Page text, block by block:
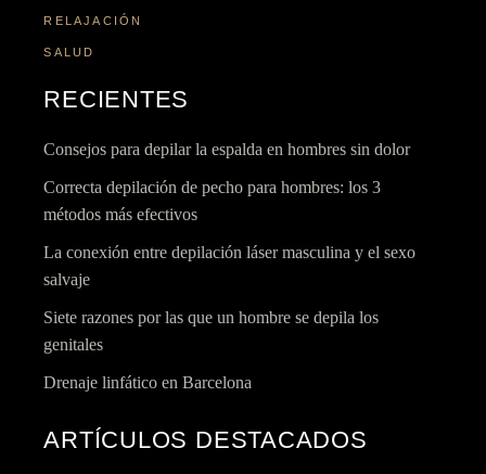
RELAJACIÓN
SALUD
RECIENTES
Consejos para depilar la espalda en hombres sin dolor
Correcta depilación de pecho para hombres: los 3
métodos más efectivos
La conexión entre depilación láser masculina y el sexo
salvaje
Siete razones por las que un hombre se depila los
genitales
Drenaje linfático en Barcelona
ARTÍCULOS DESTACADOS